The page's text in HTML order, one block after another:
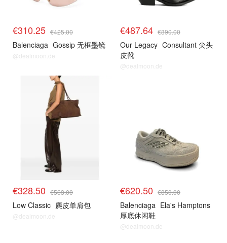
€310.25 €425.00
Balenciaga Gossip 无框墨镜
@dealmoon.de
€487.64 €890.00
Our Legacy Consultant 尖头
皮靴
@dealmoon.de
€328.50 €563.00
Low Classic 麂皮单肩包
@dealmoon.de
€620.50 €850.00
Balenciaga Ela's Hamptons
厚底休闲鞋
@dealmoon.de